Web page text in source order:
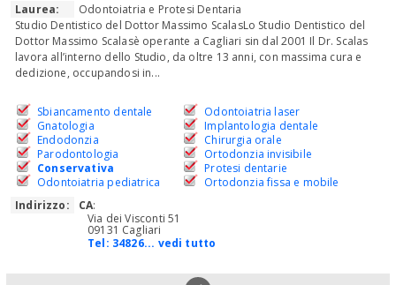
Laurea:
Odontoiatria e Protesi Dentaria
Studio Dentistico del Dottor Massimo ScalasLo Studio Dentistico del
Dottor Massimo Scalasè operante a Cagliari sin dal 2001 Il Dr. Scalas
lavora all’interno dello Studio, da oltre 13 anni, con massima cura e
dedizione, occupandosi in...
Sbiancamento dentale
Gnatologia
Endodonzia
Parodontologia
Conservativa
Odontoiatria pediatrica
Odontoiatria laser
Implantologia dentale
Chirurgia orale
Ortodonzia invisibile
Protesi dentarie
Ortodonzia fissa e mobile
Indirizzo:
CA:
Via dei Visconti 51
09131 Cagliari
Tel: 34826... vedi tutto